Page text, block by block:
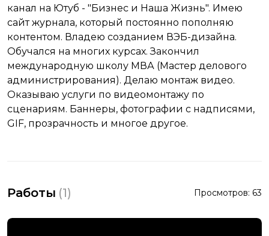
канал на Ютуб - "Бизнес и Наша Жизнь". Имею
сайт журнала, который постоянно пополняю
контентом. Владею созданием ВЭБ-дизайна.
Обучался на многих курсах. Закончил
международную школу МВА (Мастер делового
администрирования). Делаю монтаж видео.
Оказываю услуги по видеомонтажу по
сценариям. Баннеры, фотографии с надписями,
GIF, прозрачность и многое другое.
Работы (1) Просмотров: 63